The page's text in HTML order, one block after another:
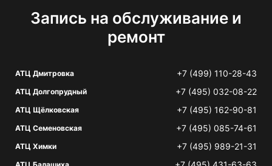
Запись на обслуживание и
ремонт
АТЦ Дмитровка +7 (499) 110-28-43
АТЦ Долгопрудный +7 (495) 032-08-22
АТЦ Щёлковская +7 (495) 162-90-81
АТЦ Семеновская +7 (495) 085-74-61
АТЦ Химки +7 (495) 989-21-31